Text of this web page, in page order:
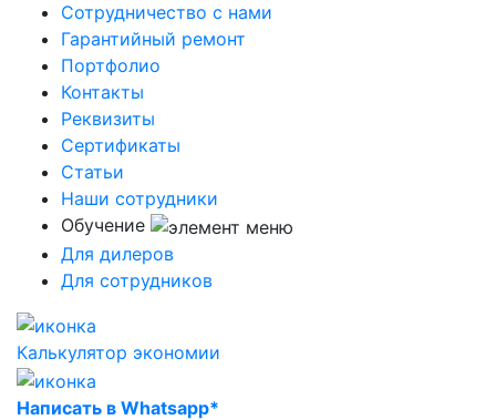
Сотрудничество с нами
Гарантийный ремонт
Портфолио
Контакты
Реквизиты
Сертификаты
Статьи
Наши сотрудники
Обучение
Для дилеров
Для сотрудников
Калькулятор экономии
Написать в Whatsapp*